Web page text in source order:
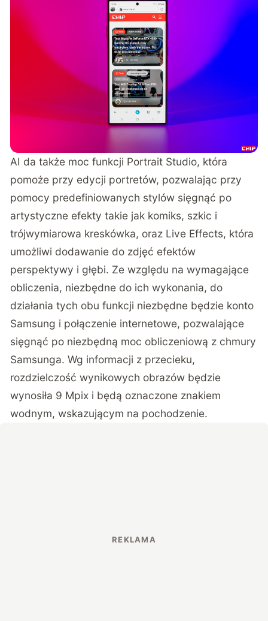
AI da także moc funkcji Portrait Studio, która
pomoże przy edycji portretów, pozwalając przy
pomocy predefiniowanych stylów sięgnąć po
artystyczne efekty takie jak komiks, szkic i
trójwymiarowa kreskówka, oraz Live Effects, która
umożliwi dodawanie do zdjęć efektów
perspektywy i głębi. Ze względu na wymagające
obliczenia, niezbędne do ich wykonania, do
działania tych obu funkcji niezbędne będzie konto
Samsung i połączenie internetowe, pozwalające
sięgnąć po niezbędną moc obliczeniową z chmury
Samsunga. Wg informacji z przecieku,
rozdzielczość wynikowych obrazów będzie
wynosiła 9 Mpix i będą oznaczone znakiem
wodnym, wskazującym na pochodzenie.